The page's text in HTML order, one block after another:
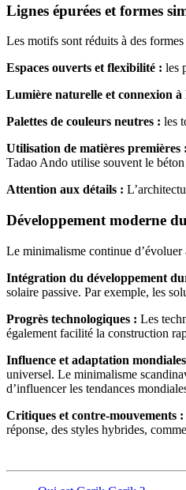
Lignes épurées et formes
Les motifs sont réduits à des
Espaces ouverts et flexibilité : les
Lumière naturelle et connexion à
Palettes de couleurs neutres : les
Utilisation de matières premières :
Tadao Ando utilise souvent le
Attention aux détails :
Développement moderne
Le minimalisme continue d’évoluer
Intégration du développement
solaire passive. Par exemple, les
Progrès technologiques : Les
également facilité la construction
Influence et adaptation
universel. Le minimalisme
d’influencer les tendances
Critiques et contre-mouvements :
réponse, des styles hybrides,